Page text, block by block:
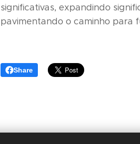
significativas, expandindo
pavimentando o caminho para
Share